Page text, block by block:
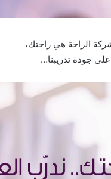
الراحة هي راحتك،
جودة تدريبنا…